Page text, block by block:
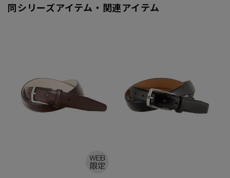
同シリーズアイテム・関連アイテム